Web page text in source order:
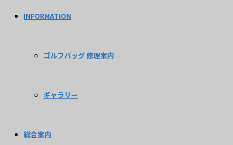
INFORMATION
ゴルフバッグ 修理案内
ギャラリー
総合案内